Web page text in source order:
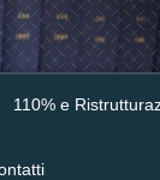
110% e